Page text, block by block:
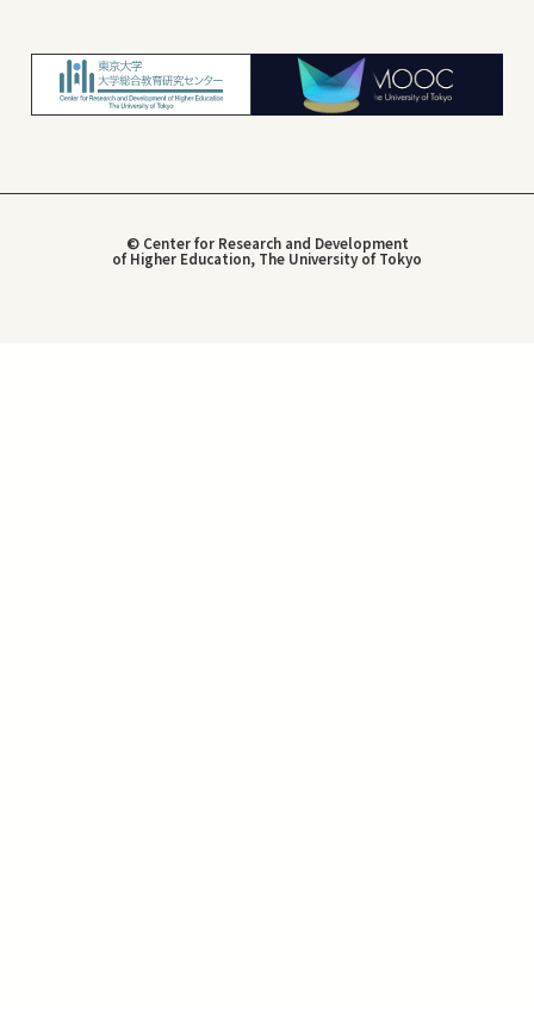
© Center for Research and Development
of Higher Education, The University of Tokyo